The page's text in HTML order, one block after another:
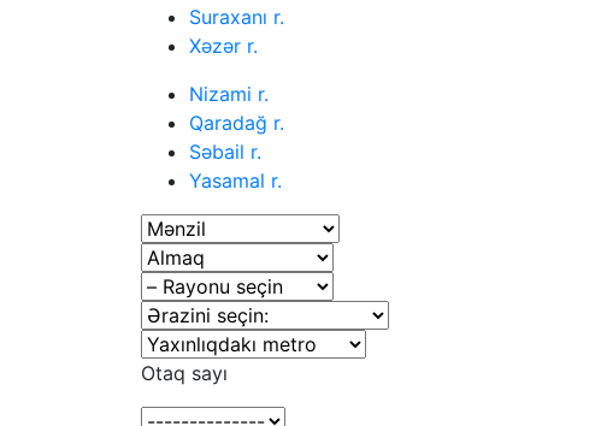
Suraxanı r.
Xəzər r.
Nizami r.
Qaradağ r.
Səbail r.
Yasamal r.
Otaq sayı